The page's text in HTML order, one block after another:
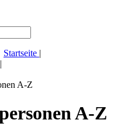
Startseite |
|
A-Z
A-Z